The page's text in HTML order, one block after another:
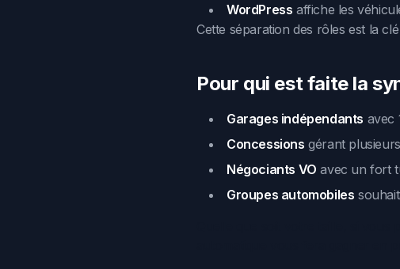
WordPress affiche les
Cette séparation des rôles est la
Pour qui est faite la
Garages indépendants avec
Concessions gérant
Négociants VO avec un fort
Groupes automobiles